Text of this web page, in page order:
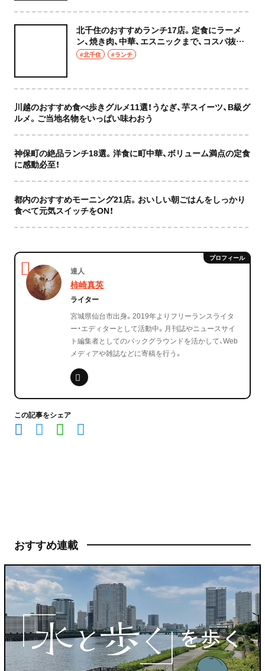
北千住のおすすめランチ17店。定食にラーメ
ン、焼き肉、中華、エスニックまで、コスパ抜群
な店もおしゃれな店も網羅してご紹介！
#北千住 #ランチ
川越のおすすめ食べ歩きグルメ11選！うなぎ、芋スイーツ、B級グ
ルメ。ご当地名物をいっぱい味わおう
神保町の絶品ランチ18選。洋食に町中華、ボリューム満点の定食
に感動必至！
都内のおすすめモーニング21店。おいしい朝ごはんをしっかり
食べて元気スイッチをON！
達人
柿崎真英
ライター
宮城県仙台市出身。2019年よりフリーランスライタ
ー・エディターとして活動中。月刊誌やニュースサイ
ト編集者としてのバックグラウンドを活かして、Web
メディアや雑誌などに寄稿を行う。
この記事をシェア
おすすめ連載